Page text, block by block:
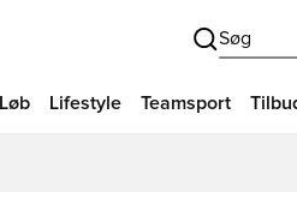
Søg
Løb Lifestyle Teamsport